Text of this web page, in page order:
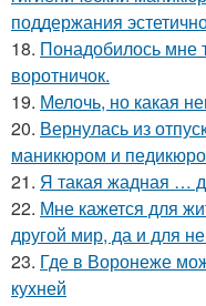
поддержания
18. Понадобилось мне
воротничок.
19. Мелочь, но какая
20. Вернулась из
маникюром и
21. Я такая жадная …
22. Мне кажется для
другой мир, да и для
23. Где в Воронеже
кухней